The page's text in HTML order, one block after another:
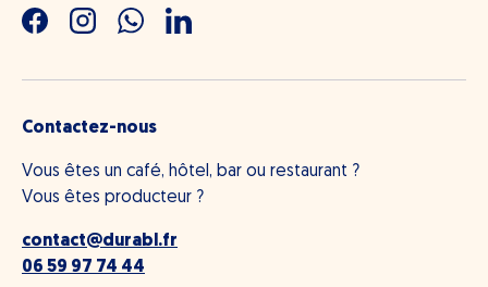
FacebookInstagramWhatsAppLinkedIn
Contactez-nous
Vous êtes un café, hôtel, bar ou restaurant ?
Vous êtes producteur ?
contact@durabl.fr
06 59 97 74 44